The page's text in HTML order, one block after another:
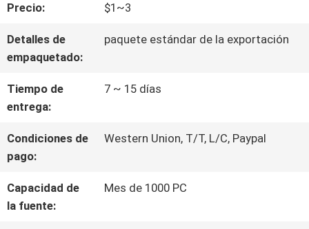
DE
CALIDAD
ÉNTRENOS
EN
CONTACTO
CON
Precio: $1~3
Detalles de
empaquetado:
paquete estándar de la exportación
Tiempo de
entrega:
7 ~ 15 días
Condiciones de
pago:
Western Union, T/T, L/C, Paypal
Capacidad de
la fuente:
Mes de 1000 PC